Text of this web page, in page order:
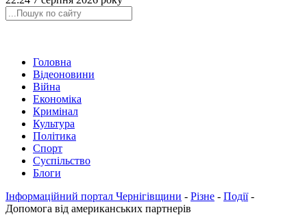
Головна
Відеоновини
Війна
Економіка
Кримінал
Культура
Політика
Спорт
Суспільство
Блоги
Інформаційний портал Чернігівщини - Різне - Події-
Допомога від американських партнерів